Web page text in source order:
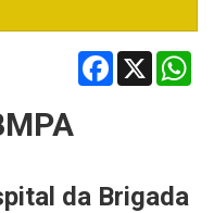
Facebook
X
da Brigada